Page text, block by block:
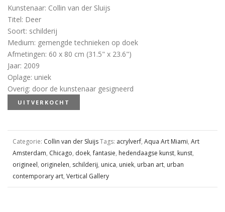
Kunstenaar: Collin van der Sluijs
Titel: Deer
Soort: schilderij
Medium: gemengde technieken op doek
Afmetingen: 60 x 80 cm (31.5" x 23.6")
Jaar: 2009
Oplage: uniek
Overig: door de kunstenaar gesigneerd
UITVERKOCHT
Categorie: Collin van der SluijsTags: acrylverf, Aqua Art Miami, Art
Amsterdam, Chicago, doek,fantasie, hedendaagse kunst, kunst,
origineel, originelen, schilderij, unica, uniek, urban art, urban
contemporary art, Vertical Gallery